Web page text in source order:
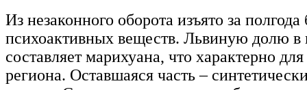
Из незаконного оборота изъято за полгода
психоактивных веществ. Львиную долю в
составляет марихуана, что характерно
региона. Оставшаяся часть –